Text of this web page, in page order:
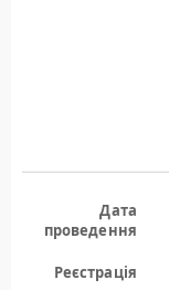
Дата
проведення
Реєстрація